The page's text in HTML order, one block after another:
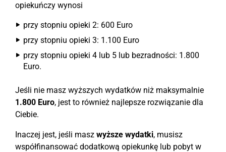
opiekuńczy wynosi
przy stopniu opieki 2: 600 Euro
przy stopniu opieki 3: 1.100 Euro
przy stopniu opieki 4 lub 5 lub bezradności: 1.800
Euro.
Jeśli nie masz wyższych wydatków niż maksymalnie
1.800 Euro, jest to również najlepsze rozwiązanie dla
Ciebie.
Inaczej jest, jeśli masz wyższe wydatki, musisz
współfinansować dodatkową opiekunkę lub pobyt w